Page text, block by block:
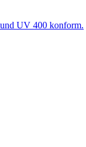
UV 400 konform.